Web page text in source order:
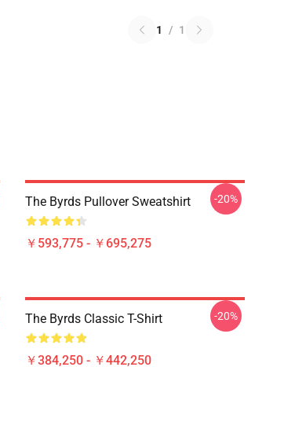
1 / 1
The Byrds Pullover Sweatshirt
￥593,775 - ￥695,275
-20%
The Byrds Classic T-Shirt
￥384,250 - ￥442,250
-20%